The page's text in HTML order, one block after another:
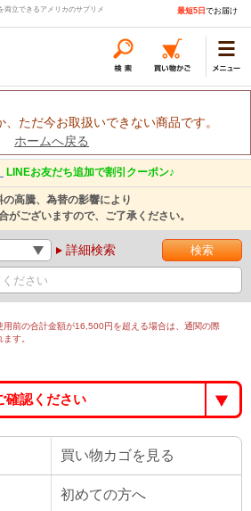
両立できるアメリカのサプリメ
最短5日 でお届け
ただ今お取扱いできない商品です。
ホームへ戻る
LINEお友だち追加で割引クーポン♪
の高騰、為替の影響により
がございますので、ご了承ください。
詳細検索
前の合計金額が16,500円を超える場合は、通関の際
す。
確認ください
買い物カゴを見る
初めての方へ